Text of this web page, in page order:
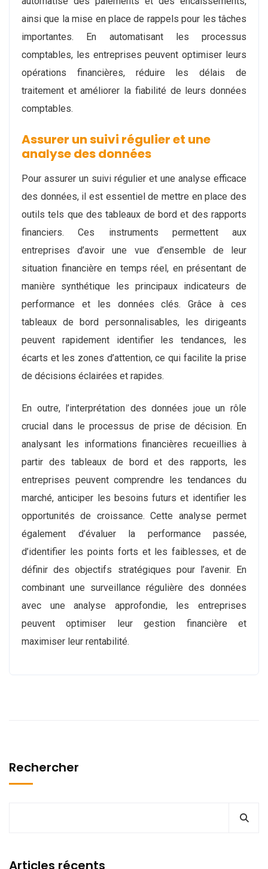
ainsi que la mise en place de rappels pour les tâches
importantes. En automatisant les processus
comptables, les entreprises peuvent optimiser leurs
opérations financières, réduire les délais de
traitement et améliorer la fiabilité de leurs données
comptables.
Assurer un suivi régulier et une
analyse des données
Pour assurer un suivi régulier et une analyse efficace
des données, il est essentiel de mettre en place des
outils tels que des tableaux de bord et des rapports
financiers. Ces instruments permettent aux
entreprises d’avoir une vue d’ensemble de leur
situation financière en temps réel, en présentant de
manière synthétique les principaux indicateurs de
performance et les données clés. Grâce à ces
tableaux de bord personnalisables, les dirigeants
peuvent rapidement identifier les tendances, les
écarts et les zones d’attention, ce qui facilite la prise
de décisions éclairées et rapides.
En outre, l’interprétation des données joue un rôle
crucial dans le processus de prise de décision. En
analysant les informations financières recueillies à
partir des tableaux de bord et des rapports, les
entreprises peuvent comprendre les tendances du
marché, anticiper les besoins futurs et identifier les
opportunités de croissance. Cette analyse permet
également d’évaluer la performance passée,
d’identifier les points forts et les faiblesses, et de
définir des objectifs stratégiques pour l’avenir. En
combinant une surveillance régulière des données
avec une analyse approfondie, les entreprises
peuvent optimiser leur gestion financière et
maximiser leur rentabilité.
Rechercher
Articles récents